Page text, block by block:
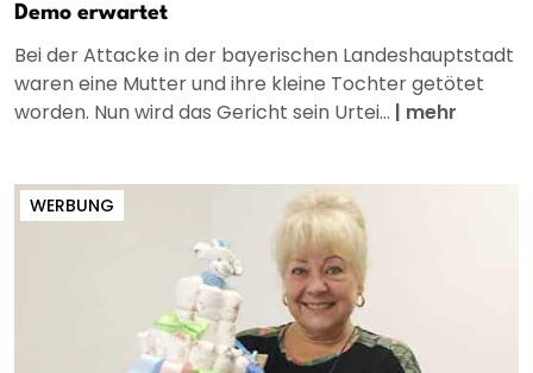
Demo erwartet
Bei der Attacke in der bayerischen Landeshauptstadt
waren eine Mutter und ihre kleine Tochter getötet
worden. Nun wird das Gericht sein Urtei... | mehr
WERBUNG